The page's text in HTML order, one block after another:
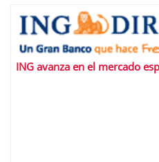
ING avanza en el mercado